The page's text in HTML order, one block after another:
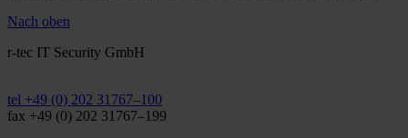
Nach oben
r-tec IT Security GmbH
tel +49 (0) 202 31767–100
fax +49 (0) 202 31767–199